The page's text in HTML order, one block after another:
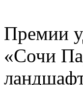
Премии
«Сочи